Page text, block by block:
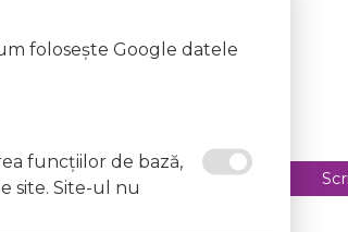
folosește Google datele
funcţiilor de bază,
site. Site-ul nu